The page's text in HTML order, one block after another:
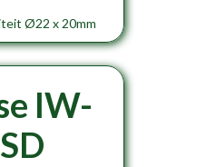
Ø22 x 20mm
IW-